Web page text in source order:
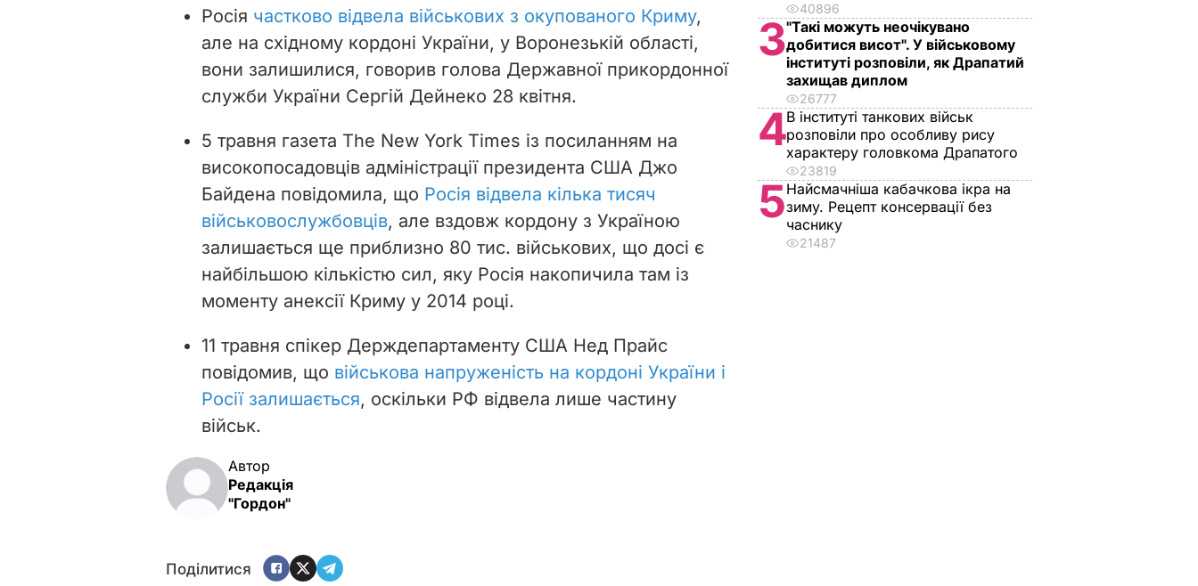
Росія частково відвела військових з окупованого Криму,
але на східному кордоні України, у Воронезькій області,
вони залишилися, говорив голова Державної прикордонної
служби України Сергій Дейнеко 28 квітня.
5 травня газета The New York Times із посиланням на
високопосадовців адміністрації президента США Джо
Байдена повідомила, що Росія відвела кілька тисяч
військовослужбовців, але вздовж кордону з Україною
залишається ще приблизно 80 тис. військових, що досі є
найбільшою кількістю сил, яку Росія накопичила там із
моменту анексії Криму у 2014 році.
11 травня спікер Держдепартаменту США Нед Прайс
повідомив, що військова напруженість на кордоні України і
Росії залишається, оскільки РФ відвела лише частину
військ.
Автор
Редакція
"Гордон"
Поділитися
40896
3"Такі можуть неочікувано
добитися висот". У військовому
інституті розповіли, як Драпатий
захищав диплом
26777
4В інституті танкових військ
розповіли про особливу рису
характеру головкома Драпатого
23819
5Найсмачніша кабачкова ікра на
зиму. Рецепт консервації без
часнику
21487